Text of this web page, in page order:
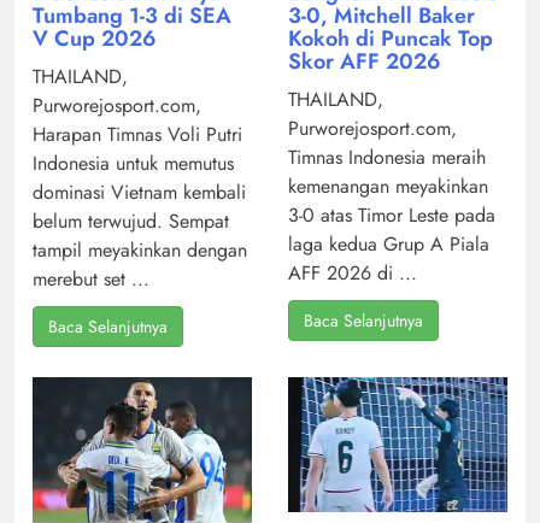
Tumbang 1-3 di SEA
V Cup 2026
THAILAND,
Purworejosport.com,
Harapan Timnas Voli Putri
Indonesia untuk memutus
dominasi Vietnam kembali
belum terwujud. Sempat
tampil meyakinkan dengan
merebut set ...
Baca Selanjutnya
3-0, Mitchell Baker
Kokoh di Puncak Top
Skor AFF 2026
THAILAND,
Purworejosport.com,
Timnas Indonesia meraih
kemenangan meyakinkan
3-0 atas Timor Leste pada
laga kedua Grup A Piala
AFF 2026 di ...
Baca Selanjutnya